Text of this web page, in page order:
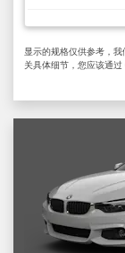
显示的规格仅供参考，
关具体细节，您应该通过